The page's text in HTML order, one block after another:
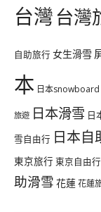
台灣台灣
自助旅行 女生滑雪
本 日本snowboard
旅遊 日本滑雪 日
雪自由行 日本自
東京旅行 東京自由行
助滑雪 花蓮花蓮